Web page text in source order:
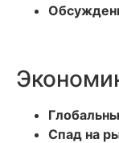
Спад на